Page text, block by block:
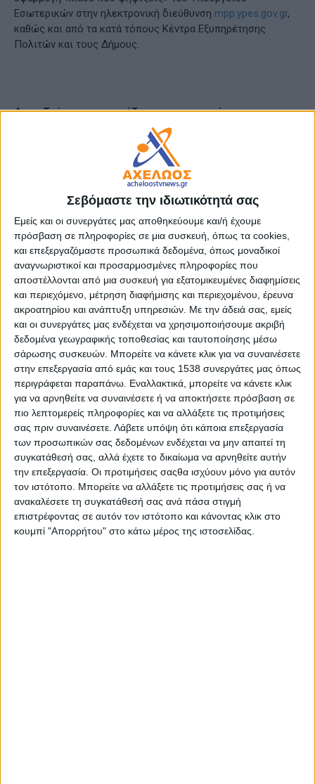
Σεβόμαστε την ιδιωτικότητά σας
Εμείς και οι συνεργάτες μας αποθηκεύουμε και/ή έχουμε
πρόσβαση σε πληροφορίες σε μια συσκευή, όπως τα cookies,
και επεξεργαζόμαστε προσωπικά δεδομένα, όπως μοναδικοί
αναγνωριστικοί και προσαρμοσμένες πληροφορίες που
αποστέλλονται από μια συσκευή για εξατομικευμένες διαφημίσεις
και περιεχόμενο, μέτρηση διαφήμισης και περιεχομένου, έρευνα
ακροατηρίου και ανάπτυξη υπηρεσιών. Με την άδειά σας, εμείς
και οι συνεργάτες μας ενδέχεται να χρησιμοποιήσουμε ακριβή
δεδομένα γεωγραφικής τοποθεσίας και ταυτοποίησης μέσω
σάρωσης συσκευών. Μπορείτε να κάνετε κλικ για να συναινέσετε
στην επεξεργασία από εμάς και τους 1538 συνεργάτες μας όπως
περιγράφεται παραπάνω. Εναλλακτικά, μπορείτε να κάνετε κλικ
για να αρνηθείτε να συναινέσετε ή να αποκτήσετε πρόσβαση σε
πιο λεπτομερείς πληροφορίες και να αλλάξετε τις προτιμήσεις
σας πριν συναινέσετε. Λάβετε υπόψη ότι κάποια επεξεργασία
των προσωπικών σας δεδομένων ενδέχεται να μην απαιτεί τη
συγκατάθεσή σας, αλλά έχετε το δικαίωμα να αρνηθείτε αυτήν
την επεξεργασία. Οι προτιμήσεις σαςθα ισχύουν μόνο για αυτόν
τον ιστότοπο. Μπορείτε να αλλάξετε τις προτιμήσεις σας ή να
ανακαλέσετε τη συγκατάθεσή σας ανά πάσα στιγμή
επιστρέφοντας σε αυτόν τον ιστότοπο και κάνοντας κλικ στο
κουμπί "Απορρήτου" στο κάτω μέρος της ιστοσελίδας.
Εσωτερικών στην ηλεκτρονική διεύθυνση mpp.ypes.gov.gr,
καθώς και από τα κατά τόπους Κέντρα Εξυπηρέτησης
Πολιτών και τους Δήμους.
4.Τι έγγραφα χρειάζομαι για να ψηφίσω;
Οι εκλογείς μπορούν να ψηφίσουν με αστυνομική ταυτότητα
(φυσική ή ψηφιακή), διαβατήριο, άδεια οδήγησης ή ατομικό
βιβλιάριο υγείας όλων των ασφαλιστικών ταμείων που
έχουν εκδοθεί από τις αρμόδιες ελληνικές αρχές. Εάν
έχουν αλλάξει τα προσωπικά τους στοιχεία (π.χ. μεταβολή
επωνύμου λόγω γάμου/διαζυγίου), θα πρέπει να
προσκομίσουν και τα σχετικά δικαιολογητικά. Στρατιωτικοί
και υπηρετούντες στα σώματα ασφαλείας χρησιμοποιούν
την υπηρεσιακή τους ταυτότητα.
5.Πώς ψηφίζουμε;
Οι εκλογείς προσέρχονται στο κατάστημα της ψηφοφορίας
και παρουσιάζονται στην εφορευτική επιτροπή, η οποία
αναγνωρίζει την ταυτότητά τους και επαληθεύει την
εγγραφή τους στον εκλογικό κατάλογο. Οι εκλογείς
μπαίνουν στο κατάστημα της ψηφοφορίας ένας-ένας ή σε
ολιγάριθμες ομάδες, με τη σειρά της προσέλευσής τους και
όπως ειδικότερα καθορίζει κάθε εφορευτική επιτροπή.
Πραγματοποιείται η αναγνώριση των εκλογέων και, στη
συνέχεια, η εφορευτική επιτροπή δίνει σε κάθε εκλογέα
έναν φάκελο με ειδικό γνώρισμα μονογραφημένο από τον
αντιπρόσωπο της δικαστικής αρχής και σφραγισμένο με τη
σφραγίδα της επιτροπής, καθώς και πλήρη σειρά έντυπων